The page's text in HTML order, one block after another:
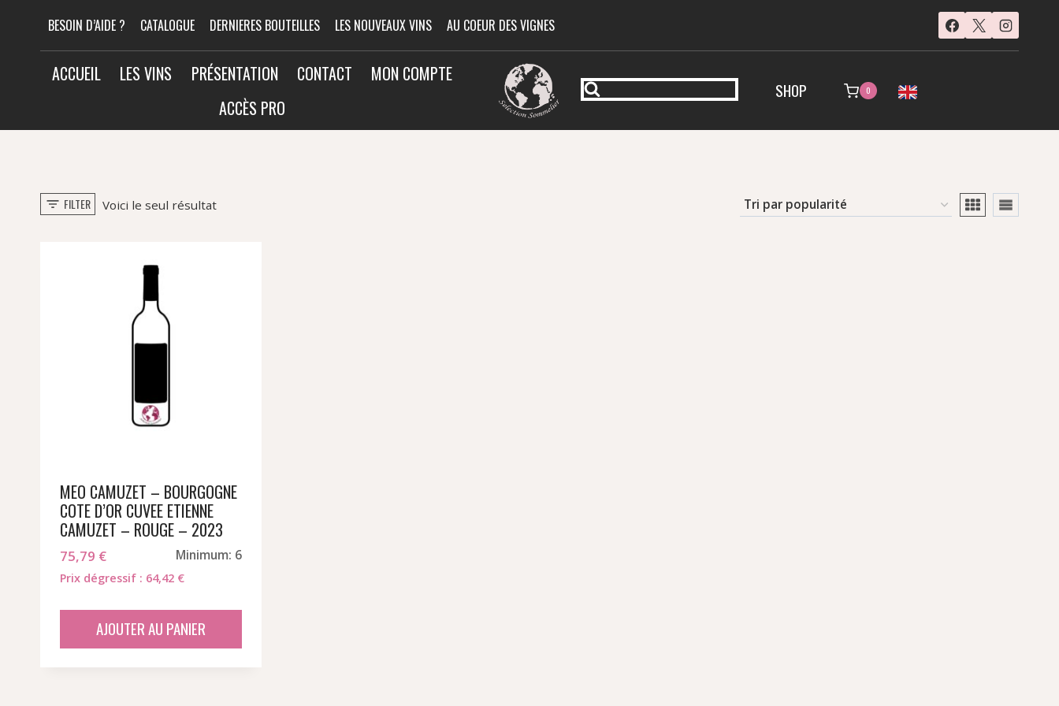
contenu
BESOIN D’AIDE ? CATALOGUE DERNIERES BOUTEILLES LES NOUVEAUX VINS AU COEUR DES VIGNES
ACCUEIL LES VINS PRÉSENTATION CONTACT
MON COMPTE
ACCÈS PRO
SHOP 0
FILTER Voici le seul résultat
MEO CAMUZET – BOURGOGNE
COTE D’OR CUVEE ETIENNE
CAMUZET – ROUGE – 2023
75,79 € Minimum: 6
Prix dégressif : 64,42 €
AJOUTER AU PANIER